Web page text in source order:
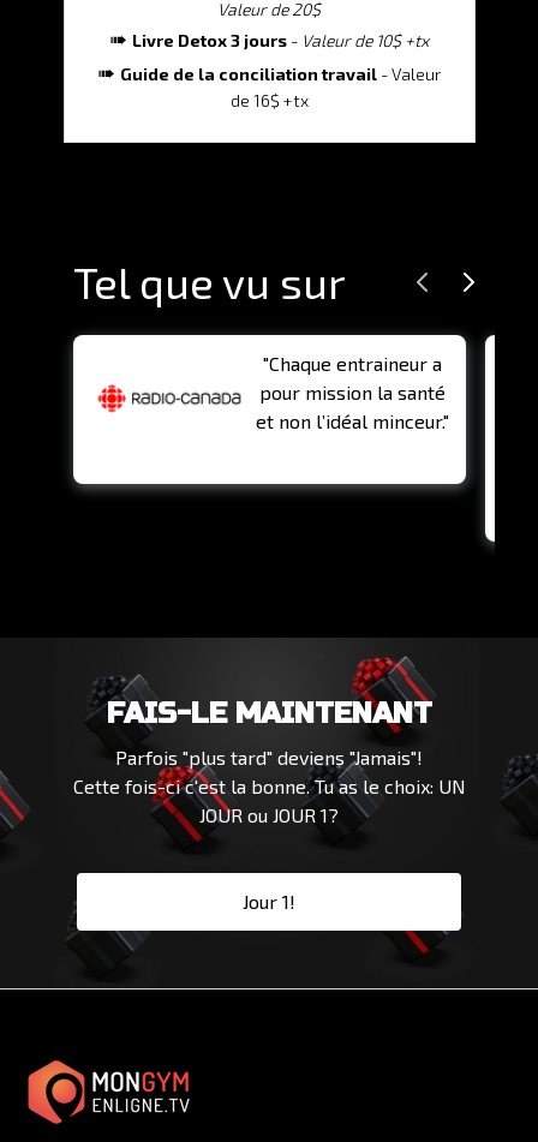
Valeur de 20$
➠ Livre Detox 3 jours - Valeur de 10$ +tx
➠ Guide de la conciliation travail - Valeur
de 16$ +tx
Tel que vu sur
"Chaque entraineur a
pour mission la santé
et non l’idéal minceur."
FAIS-LE MAINTENANT
Parfois "plus tard" deviens "Jamais"!
Cette fois-ci c'est la bonne. Tu as le choix: UN
JOUR ou JOUR 1?
Jour 1!